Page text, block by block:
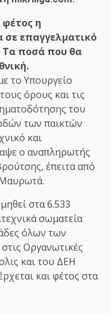
φέτος η
σε επαγγελματικό
Tα ποσά που θα
το Υπουργείο
όρους και τις
του
των παικτών
και
ο αναπληρωτής
έπειτα από
Μαυρωτά.
στα 6.533
σωματεία
όλων των
Οργανωτικές
και του ΔΕΗ
και φέτος στα